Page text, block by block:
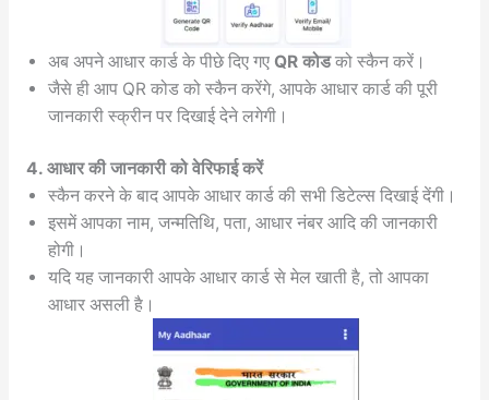
अब अपने आधार कार्ड के पीछे दिए गए QR कोडको स्कैन करें।
जैसे ही आप QR कोड को स्कैन करेंगे, आपके आधार कार्ड की पूरी
जानकारी स्क्रीन पर दिखाई देने लगेगी।
4. आधार की जानकारी को वेरिफाई करें
स्कैन करने के बाद आपके आधार कार्ड की सभी डिटेल्स दिखाई देंगी।
इसमें आपका नाम, जन्मतिथि, पता, आधार नंबर आदि की जानकारी
होगी।
यदि यह जानकारी आपके आधार कार्ड से मेल खाती है, तो आपका
आधार असली है।